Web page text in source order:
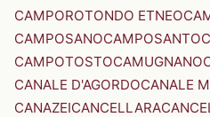
CAMPOROTONDO ETNEO
CAMPOSANOCAMPOSANTO
CAMPOTOSTOCAMUGNANO
CANALE D'AGORDOCANALE
CANAZEICANCELLARA